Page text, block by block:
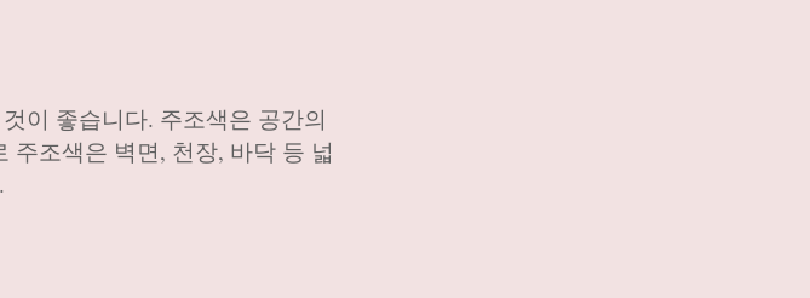
이 좋습니다. 주조색은 공간의
주조색은 벽면, 천장, 바닥 등 넓